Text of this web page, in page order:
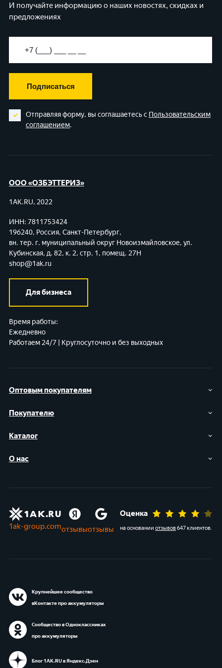
И получайте информацию о наших новостях, скидках и
предложениях
Подписаться
Отправляя форму, вы соглашаетесь с Пользовательским
соглашением.
Оптовым покупателям
Покупателю
Каталог
О нас
ООО «ОЗБЭТТЕРИЗ»
1AK.RU, 2022
ИНН: 7811753424
196240, Россия, Санкт-Петербург,
вн. тер. г. муниципальный округ Новоизмайловское, ул.
Кубинская, д. 82, к. 2, стр. 1, помещ. 27Н
shop@1ak.ru
Для бизнеса
Время работы:
Ежедневно
Работаем 24/7 | Круглосуточно и без выходных
1ak-group.comотзывыотзывы
Оценка
на основании отзывов647 клиентов.
Крупнейшее сообщество
вКонтакте про аккумуляторы
Сообщество в Одноклассниках
про аккумуляторы
Блог 1АК.RU в Яндекс.Дзен